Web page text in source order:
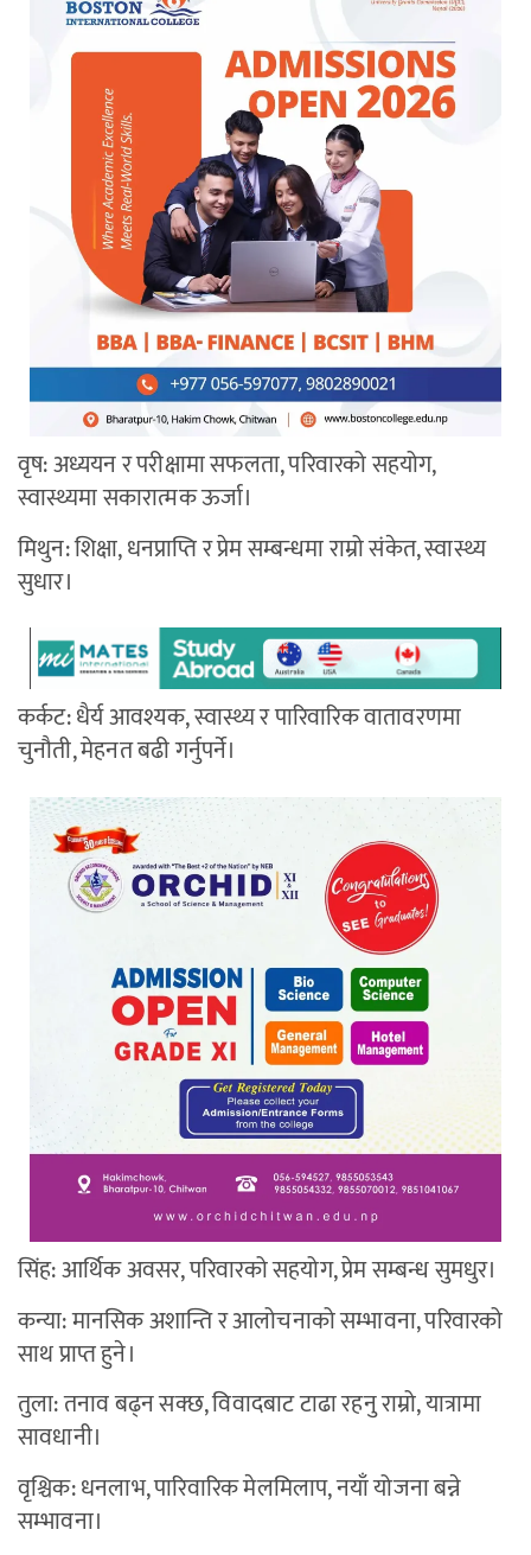
वृष: अध्ययन र परीक्षामा सफलता, परिवारको सहयोग,
स्वास्थ्यमा सकारात्मक ऊर्जा।
मिथुन: शिक्षा, धनप्राप्ति र प्रेम सम्बन्धमा राम्रो संकेत, स्वास्थ्य
सुधार।
कर्कट: धैर्य आवश्यक, स्वास्थ्य र पारिवारिक वातावरणमा
चुनौती, मेहनत बढी गर्नुपर्ने।
सिंह: आर्थिक अवसर, परिवारको सहयोग, प्रेम सम्बन्ध सुमधुर।
कन्या: मानसिक अशान्ति र आलोचनाको सम्भावना, परिवारको
साथ प्राप्त हुने।
तुला: तनाव बढ्न सक्छ, विवादबाट टाढा रहनु राम्रो, यात्रामा
सावधानी।
वृश्चिक: धनलाभ, पारिवारिक मेलमिलाप, नयाँ योजना बन्ने
सम्भावना।